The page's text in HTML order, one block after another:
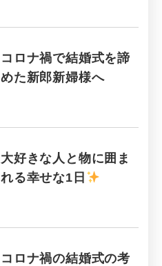
コロナ禍で結婚式を諦
めた新郎新婦様へ
大好きな人と物に囲ま
れる幸せな1日
コロナ禍の結婚式の考